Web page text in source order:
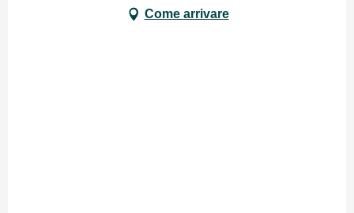
Come arrivare